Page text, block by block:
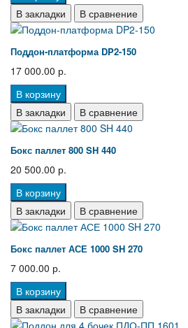
В закладки
В сравнение
Поддон-платформа DP2-150
17 000.00 р.
В корзину
В закладки
В сравнение
Бокс паллет 800 SH 440
20 500.00 р.
В корзину
В закладки
В сравнение
Бокс паллет АСЕ 1000 SH 270
7 000.00 р.
В корзину
В закладки
В сравнение